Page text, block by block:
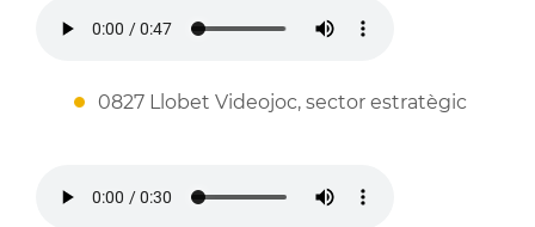
0827 Llobet Videojoc, sector estratègic